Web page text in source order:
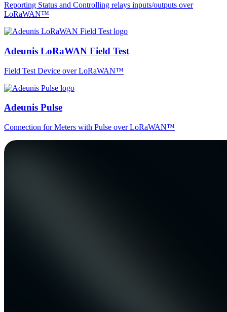
Reporting Status and Controlling relays inputs/outputs over
LoRaWAN™
Adeunis LoRaWAN Field Test
Field Test Device over LoRaWAN™
Adeunis Pulse
Connection for Meters with Pulse over LoRaWAN™